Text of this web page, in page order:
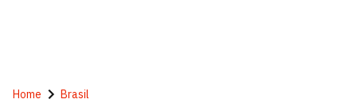
Home Brasil